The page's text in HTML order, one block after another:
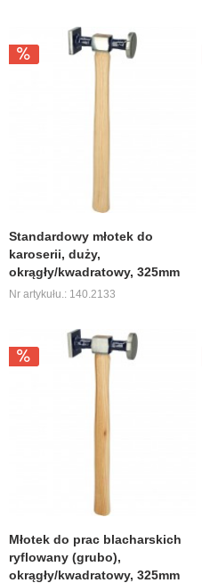
Standardowy młotek do
karoserii, duży,
okrągły/kwadratowy, 325mm
Nr artykułu.: 140.2133
Młotek do prac blacharskich
ryflowany (grubo),
okrągły/kwadratowy, 325mm